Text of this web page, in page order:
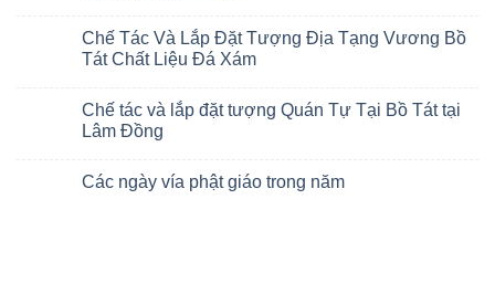
Chế Tác Và Lắp Đặt Tượng Địa Tạng Vương Bồ
Tát Chất Liệu Đá Xám
Chế tác và lắp đặt tượng Quán Tự Tại Bồ Tát tại
Lâm Đồng
Các ngày vía phật giáo trong năm